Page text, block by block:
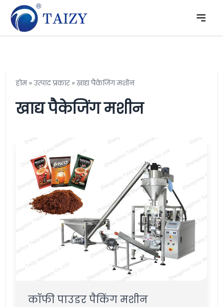
होम»उत्पाद प्रकार»खाद्य पैकेजिंग मशीन
खाद्य पैकेजिंग मशीन
कॉफी पाउडर पैकिंग मशीन